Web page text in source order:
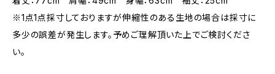
※1点1点採寸しておりますが伸縮性のある生地の場合は採寸に
多少の誤差が発生します。予めご理解頂いた上でご検討くださ
い。